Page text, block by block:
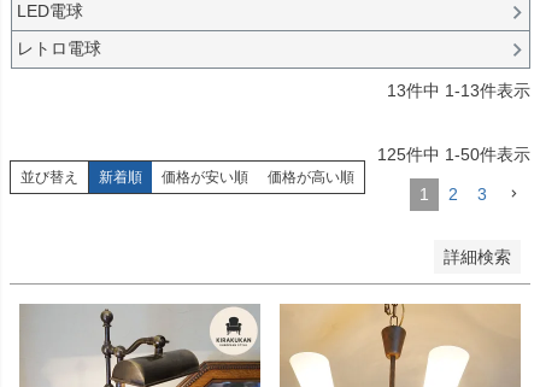
LED電球
レトロ電球
13件中 1-13件表示
並び替え 新着順 価格が安い順 価格が高い順
125件中 1-50件表示
1 2 3
詳細検索
登録順
価格が安い順
キーワードヒット順